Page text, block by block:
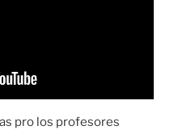
pro los profesores